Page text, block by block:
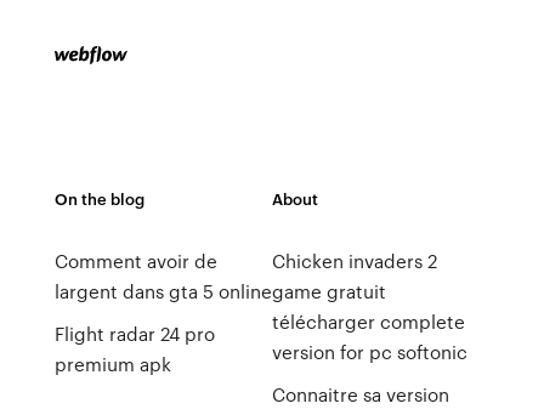
On the blog
Comment avoir de
largent dans gta 5 online
Flight radar 24 pro
premium apk
About
Chicken invaders 2
game gratuit
télécharger complete
version for pc softonic
Connaitre sa version